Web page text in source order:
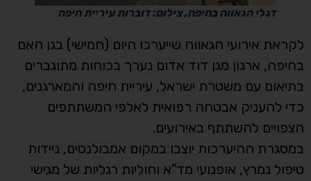
דגלי הגאווה בחיפה, צילום: דוברות עיריית חיפה
לקראת אירועי הגאווה שייערכו היום (חמישי) בגן האם
בחיפה, ארגון מגן דוד אדום נערך בכוחות מתוגברים
בתיאום עם משטרת ישראל, עיריית חיפה והמארגנים,
כדי להעניק אבטחה רפואית לאלפי המשתתפים
הצפויים להשתתף באירועים.
במסגרת ההיערכות יוצבו במקום אמבולנסים, ניידות
טיפול נמרץ, אופנועי מד"א וחוליות רגליות של מגישי